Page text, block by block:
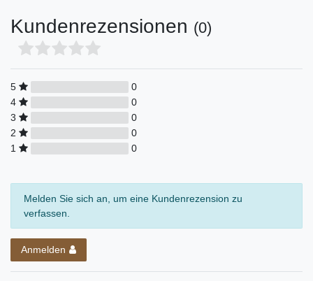
Kundenrezensionen (0)
5
0
4
0
3
0
2
0
1
0
Melden Sie sich an, um eine Kundenrezension zu
verfassen.
Anmelden